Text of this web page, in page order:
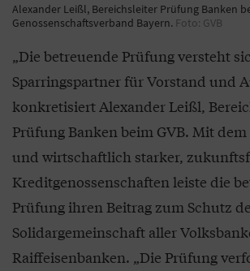
Alexander Leißl, Bereichsleiter Prüfung Banken
Genossenschaftsverband Bayern. Foto: GVB
„Die betreuende Prüfung versteht
Sparringspartner für Vorstand und
konkretisiert Alexander Leißl,
Prüfung Banken beim GVB. Mit
und wirtschaftlich starker,
Kreditgenossenschaften leiste die
Prüfung ihren Beitrag zum Schutz
Solidargemeinschaft aller
Raiffeisenbanken. „Die Prüfung